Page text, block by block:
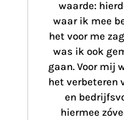
waarde:
waar ik mee
het voor me
was ik ook
gaan. Voor mij
het verbeteren
en
hiermee